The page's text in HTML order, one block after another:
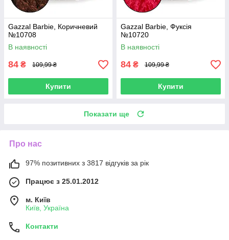
Gazzal Barbie, Коричневий
№10708
В наявності
84 ₴ 109,99 ₴
Купити
Gazzal Barbie, Фуксія
№10720
В наявності
84 ₴ 109,99 ₴
Купити
Показати ще
Про нас
97% позитивних з 3817 відгуків за рік
Працює з 25.01.2012
м. Київ
Київ, Україна
Контакти